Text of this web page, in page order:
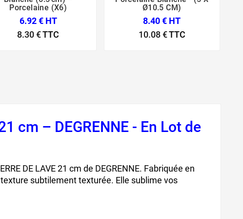
Porcelaine (x6)
6.92 € HT
8.30 €TTC
Ø10.5 CM)
8.40 € HT
10.08 €TTC
cm – DEGRENNE - En Lot de
DE LAVE 21 cm de DEGRENNE. Fabriquée en
subtilement texturée. Elle sublime vos